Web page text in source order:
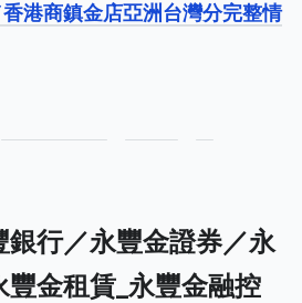
港商鎮金店亞洲台灣分完整情
銀行／永豐金證券／永
金租賃_永豐金融控